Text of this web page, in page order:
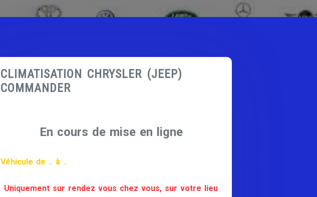
CLIMATISATION CHRYSLER (JEEP)
COMMANDER
En cours de mise en ligne
Véhicule de .. à ..
Uniquement sur rendez vous chez vous, sur votre lieu